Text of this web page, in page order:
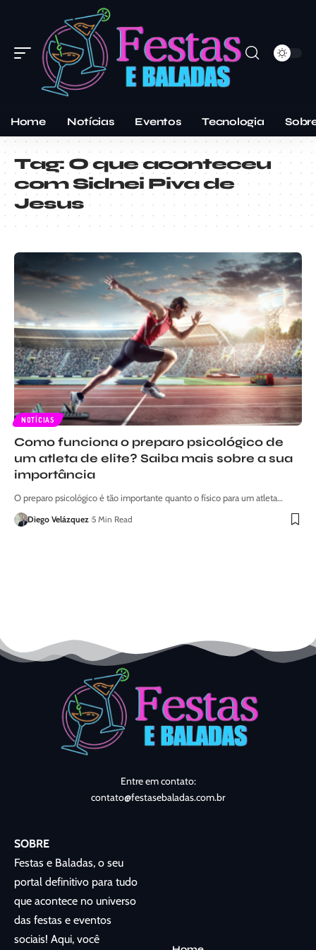
Home Notícias Eventos Tecnologia
Tag:O que aconteceu
com Sidnei Piva de
Jesus
NOTÍCIAS
Como funciona o preparo psicológico de
um atleta de elite? Saiba mais sobre a sua
importância
O preparo psicológico é tão importante quanto o físico para um atleta…
Diego Velázquez 5 Min Read
Entre em contato:
contato@festasebaladas.com.br
SOBRE
Festas e Baladas, o seu
portal definitivo para tudo
que acontece no universo
das festas e eventos
sociais! Aqui, você